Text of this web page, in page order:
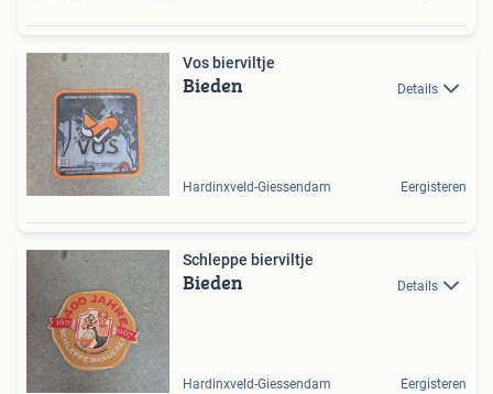
Vos bierviltje
Bieden Details
Hardinxveld-Giessendam Eergisteren
Schleppe bierviltje
Bieden Details
Hardinxveld-Giessendam Eergisteren